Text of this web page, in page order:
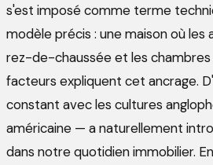
s'est imposé comme terme
modèle précis : une maison où les
rez-de-chaussée et les chambres
facteurs expliquent cet ancrage.
constant avec les cultures
américaine — a naturellement
dans notre quotidien immobilier.